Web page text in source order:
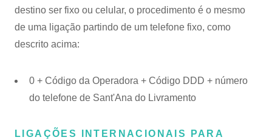
destino ser fixo ou celular, o procedimento é o mesmo
de uma ligação partindo de um telefone fixo, como
descrito acima:
0 + Código da Operadora + Código DDD + número
do telefone de Sant'Ana do Livramento
LIGAÇÕES INTERNACIONAIS PARA